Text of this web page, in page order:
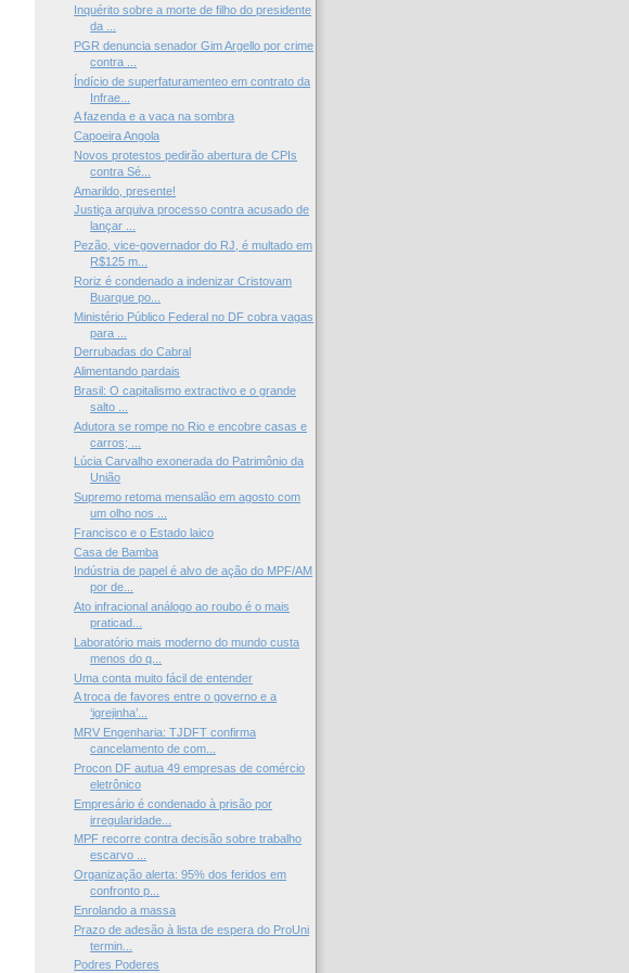
Inquérito sobre a morte de filho do presidente
da ...
PGR denuncia senador Gim Argello por crime
contra ...
Índício de superfaturamenteo em contrato da
Infrae...
A fazenda e a vaca na sombra
Capoeira Angola
Novos protestos pedirão abertura de CPIs
contra Sé...
Amarildo, presente!
Justiça arquiva processo contra acusado de
lançar ...
Pezão, vice-governador do RJ, é multado em
R$125 m...
Roriz é condenado a indenizar Cristovam
Buarque po...
Ministério Público Federal no DF cobra vagas
para ...
Derrubadas do Cabral
Alimentando pardais
Brasil: O capitalismo extractivo e o grande
salto ...
Adutora se rompe no Rio e encobre casas e
carros; ...
Lúcia Carvalho exonerada do Patrimônio da
União
Supremo retoma mensalão em agosto com
um olho nos ...
Francisco e o Estado laico
Casa de Bamba
Indústria de papel é alvo de ação do MPF/AM
por de...
Ato infracional análogo ao roubo é o mais
praticad...
Laboratório mais moderno do mundo custa
menos do q...
Uma conta muito fácil de entender
A troca de favores entre o governo e a
‘igrejinha’...
MRV Engenharia: TJDFT confirma
cancelamento de com...
Procon DF autua 49 empresas de comércio
eletrônico
Empresário é condenado à prisão por
irregularidade...
MPF recorre contra decisão sobre trabalho
escarvo ...
Organização alerta: 95% dos feridos em
confronto p...
Enrolando a massa
Prazo de adesão à lista de espera do ProUni
termin...
Podres Poderes